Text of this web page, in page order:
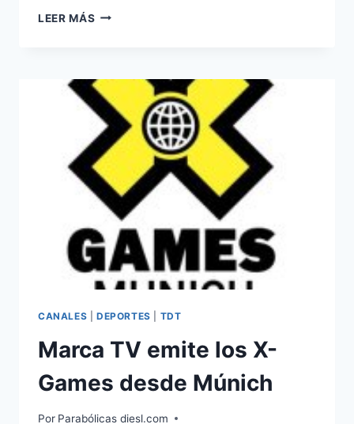
LEER MÁS MARCA
EMITIR
EL
31
DE
JULIO
CANALES DEPORTES TDT
Marca TV emite los X-
Games desde Múnich
Por Parabólicas diesl.com